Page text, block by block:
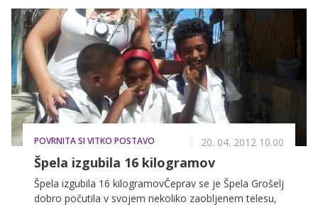
prehranjevati, kako se pravilno lotiti vadbe in na kaj
moramo biti posebej pozorni, če imamo težave s
prekomerno težo oziroma debelostjo. Pogovarjali
smo se z Gašperjem Simčičem, fitnes trenerjem
Fitnes Zveze Slovenije.
POVRNITA SI VITKO POSTAVO 20. 04. 2012 10.00
Špela izgubila 16 kilogramov
Špela izgubila 16 kilogramovČeprav se je Špela Grošelj
dobro počutila v svojem nekoliko zaobljenem telesu,